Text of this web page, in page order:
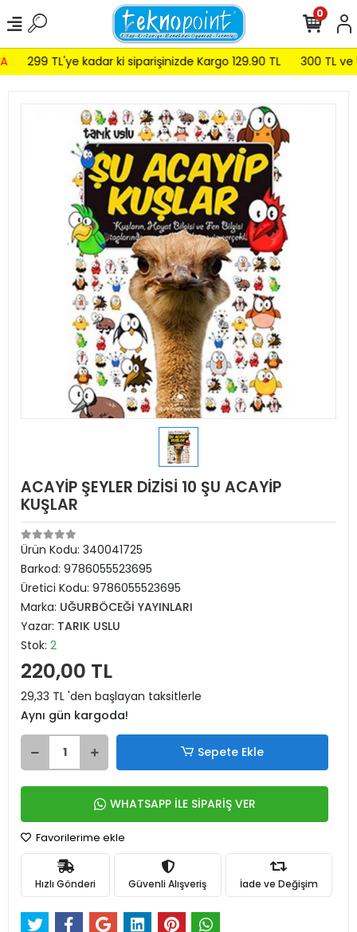
299 TL'ye kadar ki siparişinizde Kargo 129.90 TL 300 TL ve
0
ACAYİP ŞEYLER DİZİSİ 10 ŞU ACAYİP
KUŞLAR
Ürün Kodu: 340041725
Barkod: 9786055523695
Üretici Kodu: 9786055523695
Marka: UĞURBÖCEĞİ YAYINLARI
Yazar: TARIK USLU
Stok: 2
220,00 TL
29,33 TL 'den başlayan taksitlerle
Aynı gün kargoda!
Sepete Ekle
WHATSAPP İLE SİPARİŞ VER
Favorilerime ekle
Hızlı Gönderi Güvenli Alışveriş İade ve Değişim